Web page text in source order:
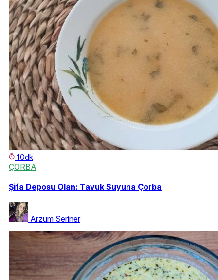
10dk
ÇORBA
Şifa Deposu Olan: Tavuk Suyuna Çorba
Arzum Seriner